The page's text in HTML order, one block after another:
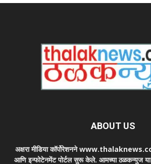
ABOUT US
अक्षरा मीडिया कॉर्पोरेशनने
आणि इन्फोटेनमेंट पोर्टल सुरू केले. आमच्या ठळकन्युज या